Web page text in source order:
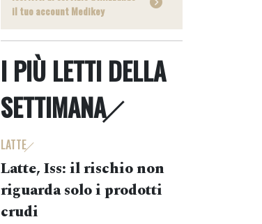
il tuo account Medikey
I PIÙ LETTI DELLA
SETTIMANA
LATTE
Latte, Iss: il rischio non
riguarda solo i prodotti
crudi